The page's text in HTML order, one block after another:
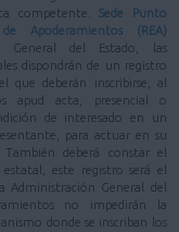
competente.Sede Punto
Apoderamientos (REA)
General del Estado, las
dispondrán de un registro
que deberán inscribirse, al
apud acta, presencial o
de interesado en un
para actuar en su
deberá constar el
este registro será el
Administración General del
no impedirán la
donde se inscriban los